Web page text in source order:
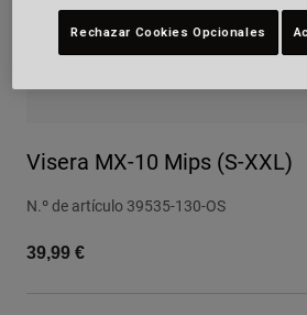
Ver todo
Visera MX-10 Mips (S-XXL)
N.º de artículo 39535-130-OS
39,99 €
Rechazar Cookies Opcionales